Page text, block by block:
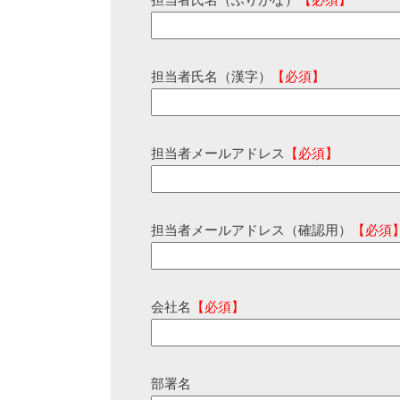
担当者氏名（漢字） 【必須】
担当者メールアドレス 【必須】
担当者メールアドレス（確認用） 【必須
会社名 【必須】
部署名